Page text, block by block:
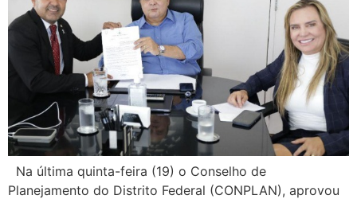
Na última quinta-feira (19) o Conselho de
Planejamento do Distrito Federal (CONPLAN), aprovou